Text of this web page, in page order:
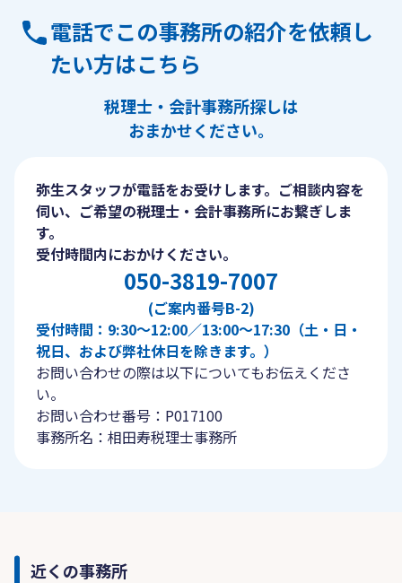
電話でこの事務所の紹介を依頼し
たい方はこちら
税理士・会計事務所探しは
おまかせください。
弥生スタッフが電話をお受けします。ご相談内容を
伺い、ご希望の税理士・会計事務所にお繋ぎしま
す。
受付時間内におかけください。
050-3819-7007
(ご案内番号B-2)
受付時間：9:30〜12:00／13:00〜17:30（土・日・
祝日、および弊社休日を除きます。）
お問い合わせの際は以下についてもお伝えくださ
い。
お問い合わせ番号：P017100
事務所名：相田寿税理士事務所
近くの事務所